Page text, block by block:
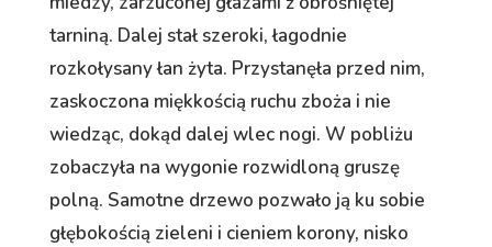
tarniną. Dalej stał szeroki, łagodnie
rozkołysany łan żyta. Przystanęła przed nim,
zaskoczona miękkością ruchu zboża i nie
wiedząc, dokąd dalej wlec nogi. W pobliżu
zobaczyła na wygonie rozwidloną gruszę
polną. Samotne drzewo pozwało ją ku sobie
głębokością zieleni i cieniem korony, nisko